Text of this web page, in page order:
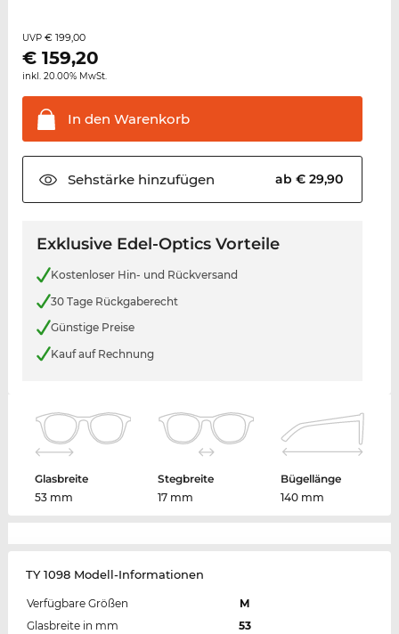
UVP € 199,00
€ 159,20
inkl. 20.00% MwSt.
In den Warenkorb
Sehstärkehinzufügen ab € 29,90
Exklusive Edel-Optics Vorteile
Kostenloser Hin- und Rückversand
30 Tage Rückgaberecht
Günstige Preise
Kauf auf Rechnung
Glasbreite
53 mm
Stegbreite
17 mm
Bügellänge
140 mm
TY 1098 Modell-Informationen
Verfügbare Größen
M
Glasbreite in mm
53